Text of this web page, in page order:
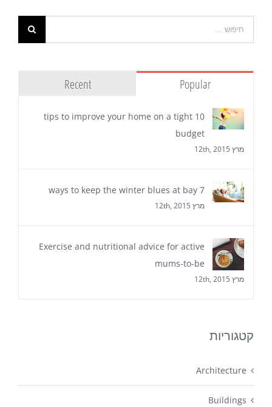
Popular
Recent
10 tips to improve your home on a tight
budget
מרץ 12th, 2015
7 ways to keep the winter blues at bay
מרץ 12th, 2015
Exercise and nutritional advice for active
mums-to-be
מרץ 12th, 2015
קטגוריות
Architecture
Buildings